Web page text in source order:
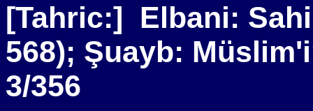
[Tahric:] Elbani:
568); Şuayb:
3/356